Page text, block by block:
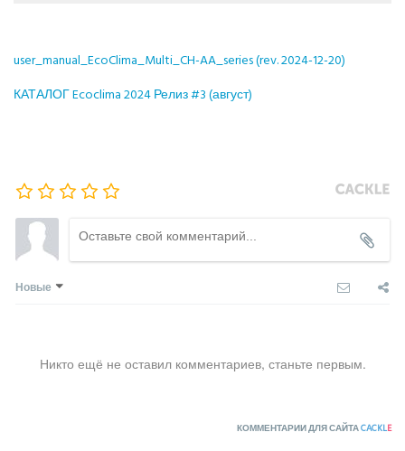
user_manual_EcoClima_Multi_CH-AA_series (rev. 2024-12-20)
КАТАЛОГ Ecoclima 2024 Релиз #3 (август)
Новые
Никто ещё не оставил комментариев, станьте первым.
КОММЕНТАРИИ ДЛЯ САЙТАCACKLE